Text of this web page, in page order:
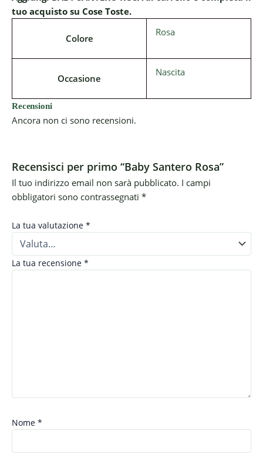
tuo acquisto su Cose Toste.
Colore
Rosa
Occasione
Nascita
Recensioni
Ancora non ci sono recensioni.
Recensisci per primo “Baby Santero Rosa”
Il tuo indirizzo email non sarà pubblicato. I campi
obbligatori sono contrassegnati *
La tua valutazione *
La tua recensione *
Nome *